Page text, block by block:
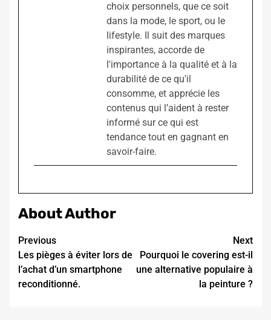
choix personnels, que ce soit
dans la mode, le sport, ou le
lifestyle. Il suit des marques
inspirantes, accorde de
l'importance à la qualité et à la
durabilité de ce qu'il
consomme, et apprécie les
contenus qui l’aident à rester
informé sur ce qui est
tendance tout en gagnant en
savoir-faire.
About Author
Continue
Reading
Previous
Les pièges à éviter lors de
l’achat d’un smartphone
reconditionné.
Next
Pourquoi le covering est-il
une alternative populaire à
la peinture ?